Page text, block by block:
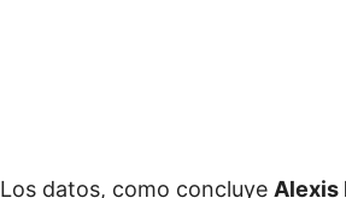
Los datos, como concluye Alexis